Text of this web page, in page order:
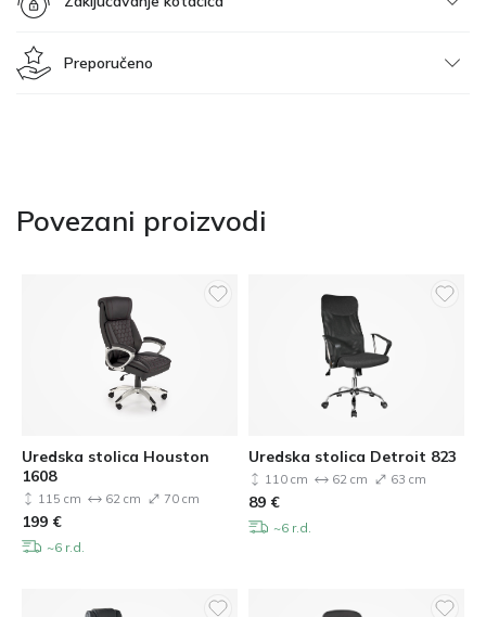
Preporučeno
Povezani proizvodi
Uredska stolica Houston
1608
115 cm 62 cm 70 cm
199 €
~6 r.d.
Uredska stolica Detroit 823
110 cm 62 cm 63 cm
89 €
~6 r.d.